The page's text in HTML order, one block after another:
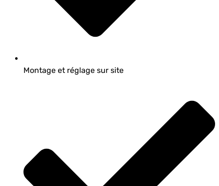
Montage et réglage sur site